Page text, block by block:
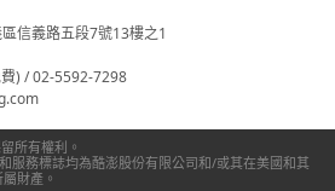
信義路五段7號13樓之1
) / 02-5592-7298
所有權利。
服務標誌均為酷澎股份有限公司和/或其在美國和其
財產。